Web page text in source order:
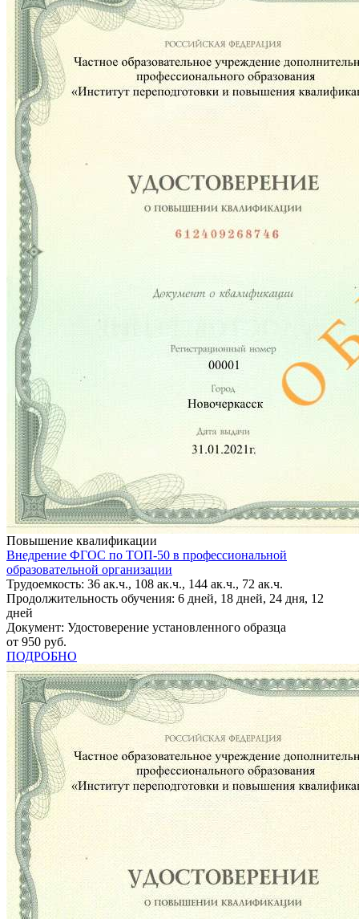
Повышение квалификации
Внедрение ФГОС по ТОП-50 в профессиональной
образовательной организации
Трудоемкость: 36 ак.ч., 108 ак.ч., 144 ак.ч., 72 ак.ч.
Продолжительность обучения: 6 дней, 18 дней, 24 дня, 12
дней
Документ: Удостоверение установленного образца
от 950 руб.
ПОДРОБНО